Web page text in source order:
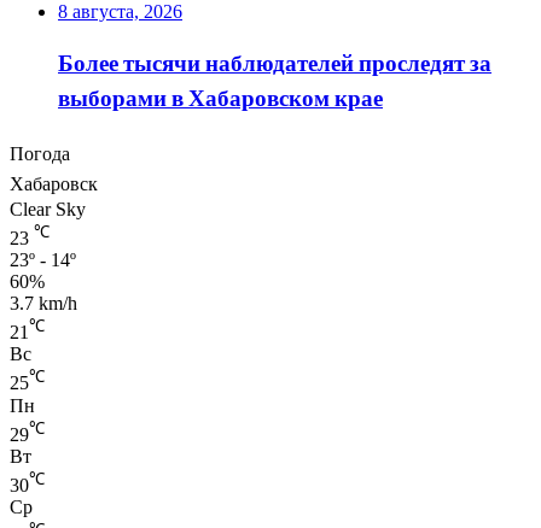
8 августа, 2026
Более тысячи наблюдателей проследят за
выборами в Хабаровском крае
Погода
Хабаровск
Clear Sky
23 ℃
23º - 14º
60%
3.7 km/h
21 ℃
Вс
25℃
Пн
29℃
Вт
30℃
Ср